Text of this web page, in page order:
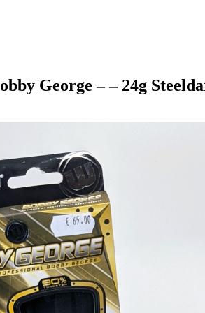
Push – Z18 Community Challenge
– FlowLiga Push Z18
George – – 24g